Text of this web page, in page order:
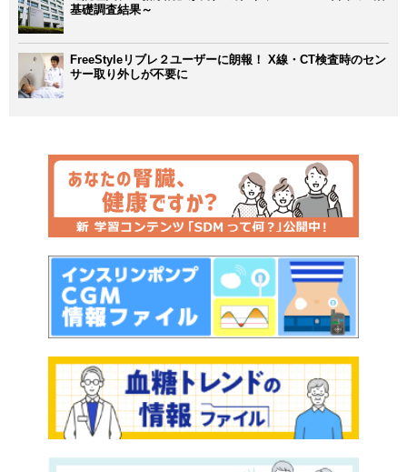
基礎調査結果～
FreeStyleリブレ２ユーザーに朗報！ X線・CT検査時のセン
サー取り外しが不要に